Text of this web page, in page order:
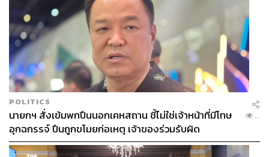
POLITICS
นายกฯ สั่งเข้มพกปืนนอกเคหสถาน ชี้ไม่ใช่เจ้าหน้าที่มีโทษ
อุกฉกรรจ์ ปืนถูกขโมยก่อเหตุ เจ้าของร่วมรับผิด
...